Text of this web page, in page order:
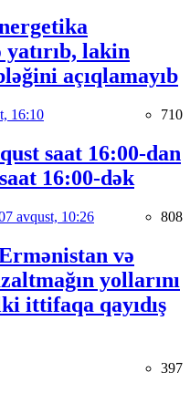
lakin
açıqlamayıb
16:10 710
saat 16:00-dan
16:00-dək
avqust, 10:26 808
və
yollarını
ittifaqa qayıdış
397